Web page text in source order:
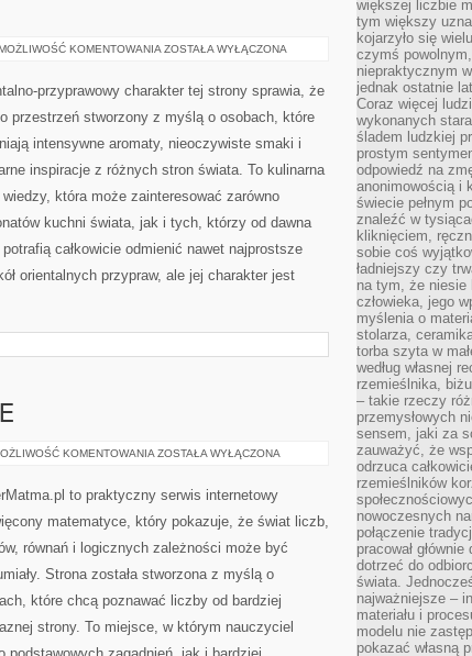
KOMENTOWANIA PERFUMY
ZOSTAŁA WYŁĄCZONA
przyprawowy charakter tej strony sprawia, że
przestrzeń stworzony z myślą o osobach, które
intensywne aromaty, nieoczywiste smaki i
inspiracje z różnych stron świata. To kulinarna
wiedzy, która może zainteresować zarówno
kuchni świata, jak i tych, którzy od dawna
całkowicie odmienić nawet najprostsze
orientalnych przypraw, ale jej charakter jest
KOMENTOWANIA ALGEBRA
ZOSTAŁA WYŁĄCZONA
to praktyczny serwis internetowy
matematyce, który pokazuje, że świat liczb,
równań i logicznych zależności może być
Strona została stworzona z myślą o
które chcą poznawać liczby od bardziej
strony. To miejsce, w którym nauczyciel
większej liczbie
tym większy
kojarzyło się
czymś
niepraktycznym
jednak ostatnie
Coraz więcej
wykonanych
śladem ludzkiej
prostym
odpowiedź na
anonimowością i
świecie pełnym
znaleźć w
kliknięciem,
sobie coś
ładniejszy czy
na tym, że niesie
człowieka, jego
myślenia o
stolarza,
torba szyta w
według własnej
rzemieślnika,
– takie rzeczy
przemysłowych
sensem, jaki za
zauważyć, że
odrzuca
rzemieślników
nowoczesnych
połączenie
pracował
dotrzeć do
świata.
najważniejsze –
materiału i
modelu nie
pokazać własną